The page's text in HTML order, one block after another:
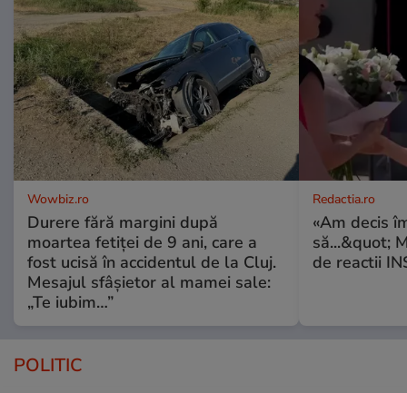
Wowbiz.ro
Durere fără margini după
moartea fetiței de 9 ani, care a
fost ucisă în accidentul de la Cluj.
Mesajul sfâșietor al mamei sale:
„Te iubim…”
Redactia.ro
«Am decis
să...&quot;
de reactii
POLITIC